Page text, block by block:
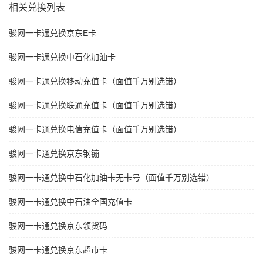
相关兑换列表
骏网一卡通兑换京东E卡
骏网一卡通兑换中石化加油卡
骏网一卡通兑换移动充值卡（面值千万别选错）
骏网一卡通兑换联通充值卡（面值千万别选错）
骏网一卡通兑换电信充值卡（面值千万别选错）
骏网一卡通兑换京东钢镚
骏网一卡通兑换中石化加油卡无卡号（面值千万别选错）
骏网一卡通兑换中石油全国充值卡
骏网一卡通兑换京东领货码
骏网一卡通兑换京东超市卡